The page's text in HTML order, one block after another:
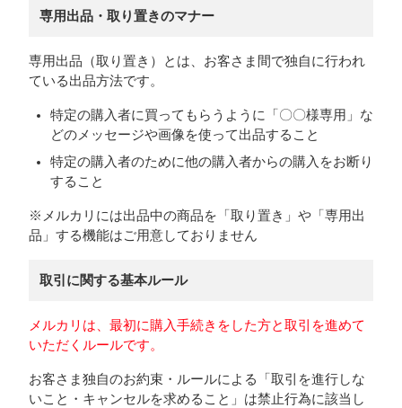
専用出品・取り置きのマナー
専用出品（取り置き）とは、お客さま間で独自に行われ
ている出品方法です。
特定の購入者に買ってもらうように「〇〇様専用」な
どのメッセージや画像を使って出品すること
特定の購入者のために他の購入者からの購入をお断り
すること
※メルカリには出品中の商品を「取り置き」や「専用出
品」する機能はご用意しておりません
取引に関する基本ルール
メルカリは、最初に購入手続きをした方と取引を進めて
いただくルールです。
お客さま独自のお約束・ルールによる「取引を進行しな
いこと・キャンセルを求めること」は禁止行為に該当し